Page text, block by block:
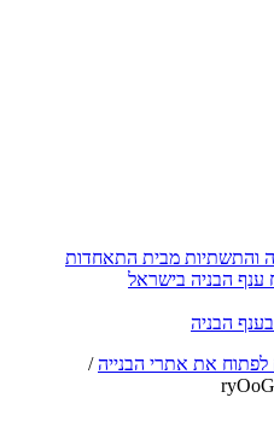
והתשתיות מבית התאחדות
ענף הבניה בישראל
הבניה
לפתוח את אתרי הבנייה/